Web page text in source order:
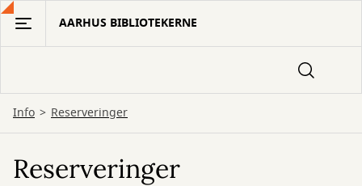
Gå
hovedindhold
AARHUS BIBLIOTEKERNE
Info Reserveringer
Reserveringer